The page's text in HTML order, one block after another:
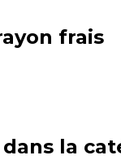
frais
dans la